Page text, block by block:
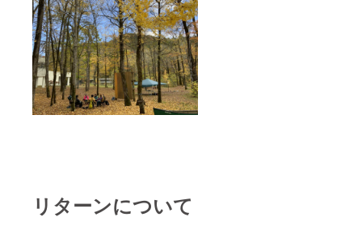
リターンについて